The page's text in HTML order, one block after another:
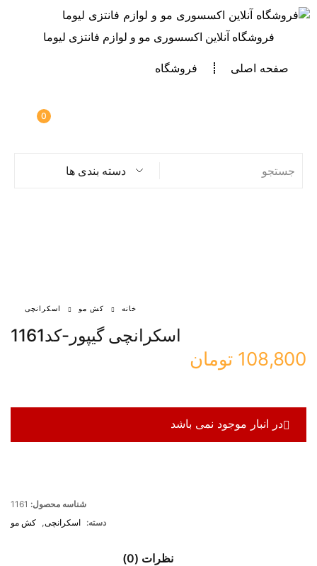
فروشگاه آنلاین اکسسوری مو و لوازم فانتزی لیوما
صفحه اصلی فروشگاه
0
دسته بندی ها
خانه کش مو اسکرانچی
اسکرانچی گیپور-کد1161
108,800 تومان
در انبار موجود نمی باشد
شناسه محصول: 1161
دسته: اسکرانچی کش مو
نظرات (0)